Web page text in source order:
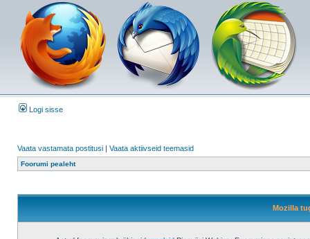
Logi sisse
Vaata vastamata postitusi | Vaata aktiivseid teemasid
Foorumi pealeht
Mozilla